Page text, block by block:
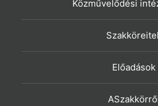
Közművelődési
Előadások